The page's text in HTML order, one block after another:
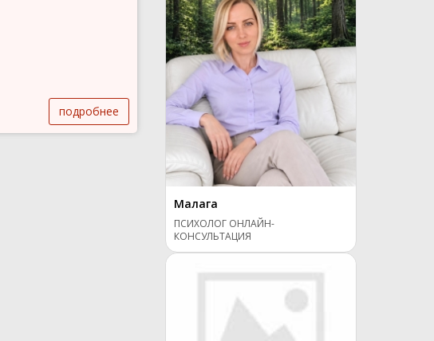
подробнее
Малага
ПСИХОЛОГ ОНЛАЙН-
КОНСУЛЬТАЦИЯ